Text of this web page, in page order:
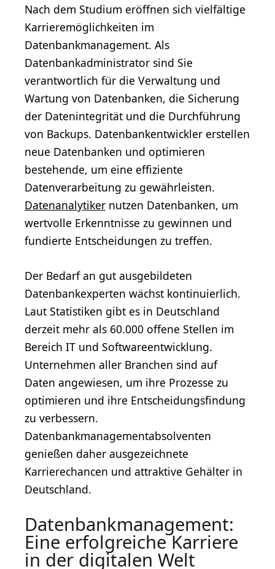
Nach dem Studium eröffnen sich vielfältige
Karrieremöglichkeiten im
Datenbankmanagement. Als
Datenbankadministrator sind Sie
verantwortlich für die Verwaltung und
Wartung von Datenbanken, die Sicherung
der Datenintegrität und die Durchführung
von Backups. Datenbankentwickler erstellen
neue Datenbanken und optimieren
bestehende, um eine effiziente
Datenverarbeitung zu gewährleisten.
Datenanalytiker nutzen Datenbanken, um
wertvolle Erkenntnisse zu gewinnen und
fundierte Entscheidungen zu treffen.
Der Bedarf an gut ausgebildeten
Datenbankexperten wächst kontinuierlich.
Laut Statistiken gibt es in Deutschland
derzeit mehr als 60.000 offene Stellen im
Bereich IT und Softwareentwicklung.
Unternehmen aller Branchen sind auf
Daten angewiesen, um ihre Prozesse zu
optimieren und ihre Entscheidungsfindung
zu verbessern.
Datenbankmanagementabsolventen
genießen daher ausgezeichnete
Karrierechancen und attraktive Gehälter in
Deutschland.
Datenbankmanagement:
Eine erfolgreiche Karriere
in der digitalen Welt